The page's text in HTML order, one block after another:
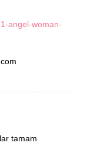
angel-woman-
tamam